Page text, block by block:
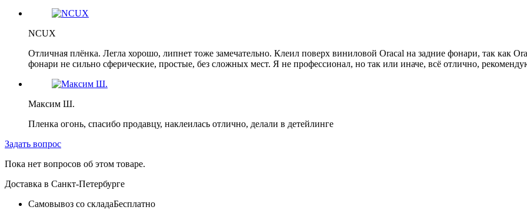
NCUX
Отличная плёнка. Легла хорошо, липнет тоже замечательно. Клеил поверх виниловой Oracal на задние фонари, так как
фонари не сильно сферические, простые, без сложных мест. Я не профессионал, но так или иначе, всё отлично,
Максим Ш.
Пленка огонь, спасибо продавцу, наклеилась отлично, делали в детейлинге
Задать вопрос
Пока нет вопросов об этом товаре.
Доставка в Санкт-Петербурге
Самовывоз со складаБесплатно